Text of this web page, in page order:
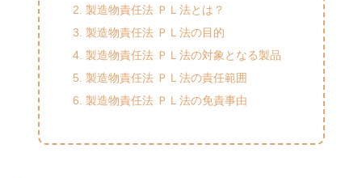
製造物責任法 ＰＬ法とは？
製造物責任法 ＰＬ法の目的
製造物責任法 ＰＬ法の対象となる製品
製造物責任法 ＰＬ法の責任範囲
製造物責任法 ＰＬ法の免責事由